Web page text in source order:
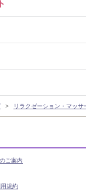
リラクゼーション・マッ
ご案内
規約